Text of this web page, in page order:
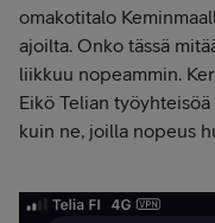
omakotitalo
ajoilta. Onko tässä
liikkuu nopeammin.
Eikö Telian työyhteisöä
kuin ne, joilla nopeus